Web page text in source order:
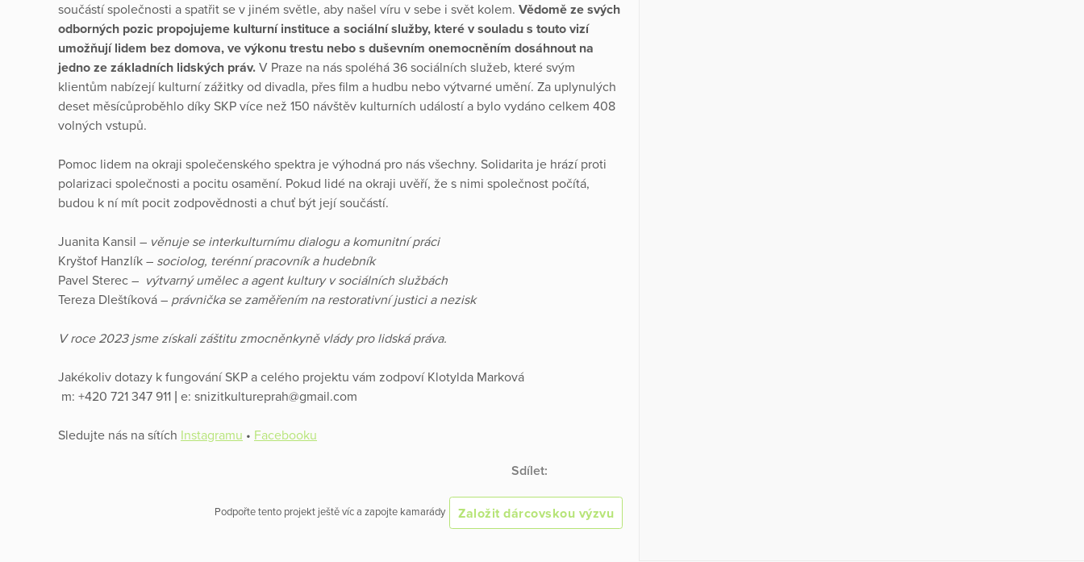
součástí společnosti a spatřit se v jiném světle, aby našel víru v sebe i svět kolem. Vědomě ze svých
odborných pozic propojujeme kulturní instituce a sociální služby, které v souladu s touto vizí
umožňují lidem bez domova, ve výkonu trestu nebo s duševním onemocněním dosáhnout na
jedno ze základních lidských práv. V Praze na nás spoléhá 36 sociálních služeb, které svým
klientům nabízejí kulturní zážitky od divadla, přes film a hudbu nebo výtvarné umění. Za uplynulých
deset měsícůproběhlo díky SKP více než 150 návštěv kulturních událostí a bylo vydáno celkem 408
volných vstupů.
Pomoc lidem na okraji společenského spektra je výhodná pro nás všechny. Solidarita je hrází proti
polarizaci společnosti a pocitu osamění. Pokud lidé na okraji uvěří, že s nimi společnost počítá,
budou k ní mít pocit zodpovědnosti a chuť být její součástí.
Juanita Kansil – věnuje se interkulturnímu dialogu a komunitní práci
Kryštof Hanzlík – sociolog, terénní pracovník a hudebník
Pavel Sterec – výtvarný umělec a agent kultury v sociálních službách
Tereza Dleštíková – právnička se zaměřením na restorativní justici a nezisk
V roce 2023 jsme získali záštitu zmocněnkyně vlády pro lidská práva.
Jakékoliv dotazy k fungování SKP a celého projektu vám zodpoví Klotylda Marková
m: +420 721 347 911 | e: snizitkultureprah@gmail.com
Sledujte nás na sítích Instagramu • Facebooku
Sdílet:
Podpořte tento projekt ještě víc a zapojte kamarády Založit dárcovskou výzvu